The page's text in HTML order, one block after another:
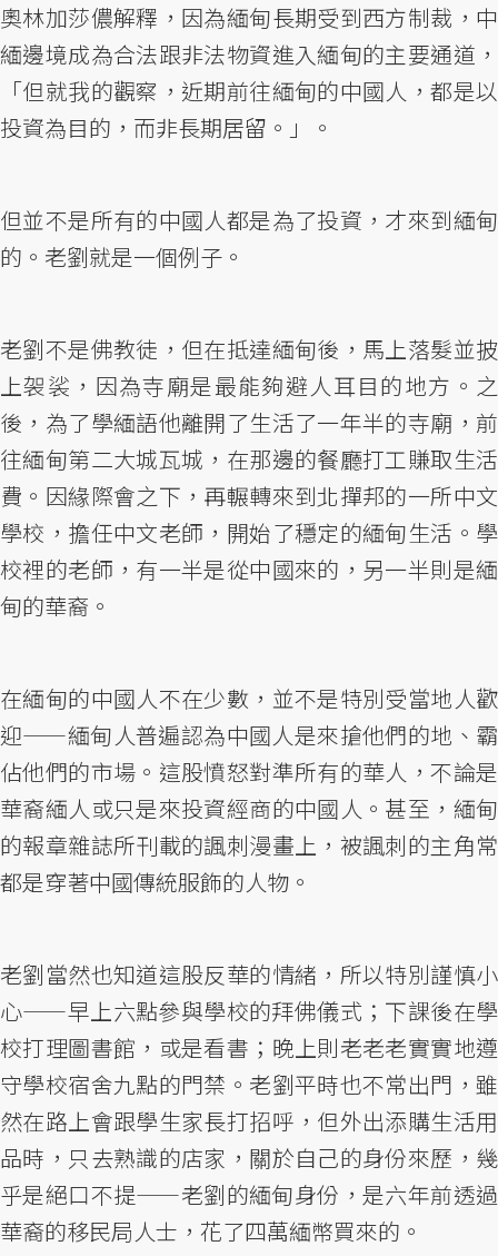
奧林加莎儂解釋，因為緬甸長期受到西方制裁，中
緬邊境成為合法跟非法物資進入緬甸的主要通道，
「但就我的觀察，近期前往緬甸的中國人，都是以
投資為目的，而非長期居留。」。
但並不是所有的中國人都是為了投資，才來到緬甸
的。老劉就是一個例子。
老劉不是佛教徒，但在抵達緬甸後，馬上落髮並披
上袈裟，因為寺廟是最能夠避人耳目的地方。之
後，為了學緬語他離開了生活了一年半的寺廟，前
往緬甸第二大城瓦城，在那邊的餐廳打工賺取生活
費。因緣際會之下，再輾轉來到北撣邦的一所中文
學校，擔任中文老師，開始了穩定的緬甸生活。學
校裡的老師，有一半是從中國來的，另一半則是緬
甸的華裔。
在緬甸的中國人不在少數，並不是特別受當地人歡
迎——緬甸人普遍認為中國人是來搶他們的地、霸
佔他們的市場。這股憤怒對準所有的華人，不論是
華裔緬人或只是來投資經商的中國人。甚至，緬甸
的報章雜誌所刊載的諷刺漫畫上，被諷刺的主角常
都是穿著中國傳統服飾的人物。
老劉當然也知道這股反華的情緒，所以特別謹慎小
心——早上六點參與學校的拜佛儀式；下課後在學
校打理圖書館，或是看書；晚上則老老老實實地遵
守學校宿舍九點的門禁。老劉平時也不常出門，雖
然在路上會跟學生家長打招呼，但外出添購生活用
品時，只去熟識的店家，關於自己的身份來歷，幾
乎是絕口不提——老劉的緬甸身份，是六年前透過
華裔的移民局人士，花了四萬緬幣買來的。